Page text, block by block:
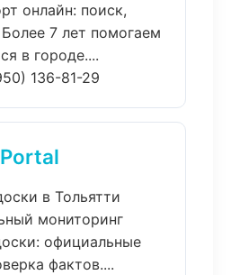
онлайн: поиск,
7 лет помогаем
в городе....
136-81-29
в Тольятти
мониторинг
официальные
фактов....